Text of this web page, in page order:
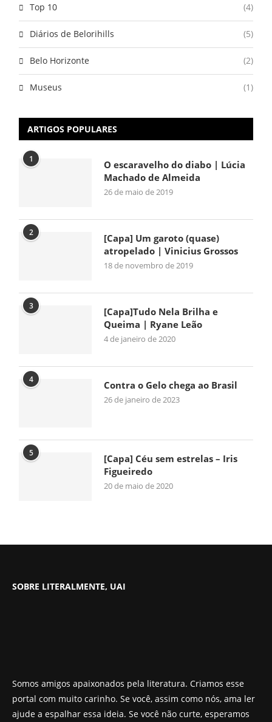
Top 10 (4)
Diários de Belorihills (5)
Belo Horizonte (2)
Museus (1)
ARTIGOS POPULARES
1
O escaravelho do diabo | Lúcia
Machado de Almeida
26 de maio de 2019
2
[Capa] Um garoto (quase)
atropelado | Vinicius Grossos
18 de novembro de 2019
3
[Capa]Tudo Nela Brilha e
Queima | Ryane Leão
4 de janeiro de 2020
4 Contra o Gelo chega ao Brasil
26 de janeiro de 2023
5
[Capa] Céu sem estrelas – Iris
Figueiredo
20 de maio de 2020
SOBRE LITERALMENTE, UAI
Somos amigos apaixonados pela literatura. Criamos esse
portal com muito carinho. Se você, assim como nós, ama ler
ajude a espalhar essa ideia. Se você não curte, esperamos